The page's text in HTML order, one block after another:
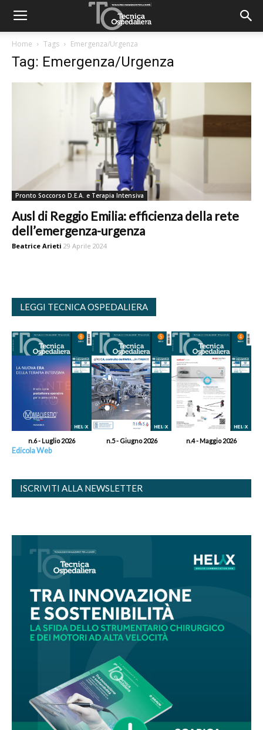
Home Tags Emergenza/Urgenza
Tag: Emergenza/Urgenza
Pronto Soccorso D.E.A. e Terapia Intensiva
Ausl di Reggio Emilia: efficienza della rete
dell’emergenza-urgenza
Beatrice Arieti 29 Aprile 2024
LEGGI TECNICA OSPEDALIERA
n.6 - Luglio 2026 n.5 - Giugno 2026 n.4 - Maggio 2026
Edicola Web
ISCRIVITI ALLA NEWSLETTER